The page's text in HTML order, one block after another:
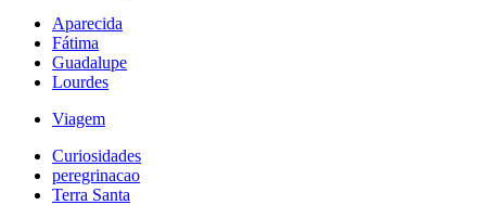
Aparecida
Fátima
Guadalupe
Lourdes
Viagem
Curiosidades
peregrinacao
Terra Santa